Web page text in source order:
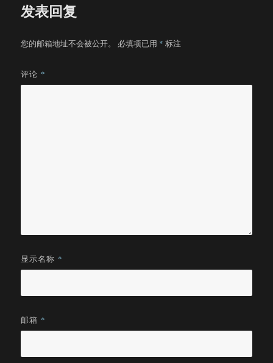
发表回复
您的邮箱地址不会被公开。 必填项已用 * 标注
评论 *
显示名称 *
邮箱 *